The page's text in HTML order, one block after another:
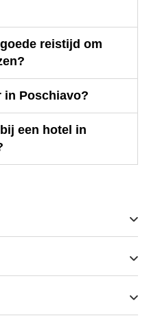
reistijd om
in Poschiavo?
een hotel in